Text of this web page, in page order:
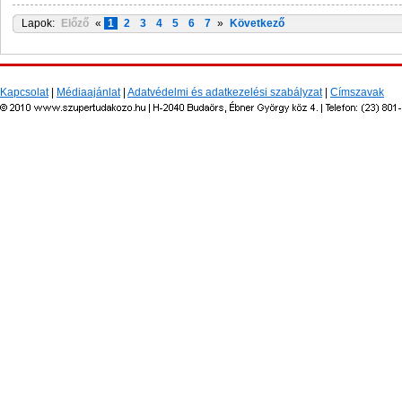
Lapok: Előző « 1 2 3 4 5 6 7 » Következő
Kapcsolat| Médiaajánlat| Adatvédelmi és adatkezelési szabályzat| Címszavak